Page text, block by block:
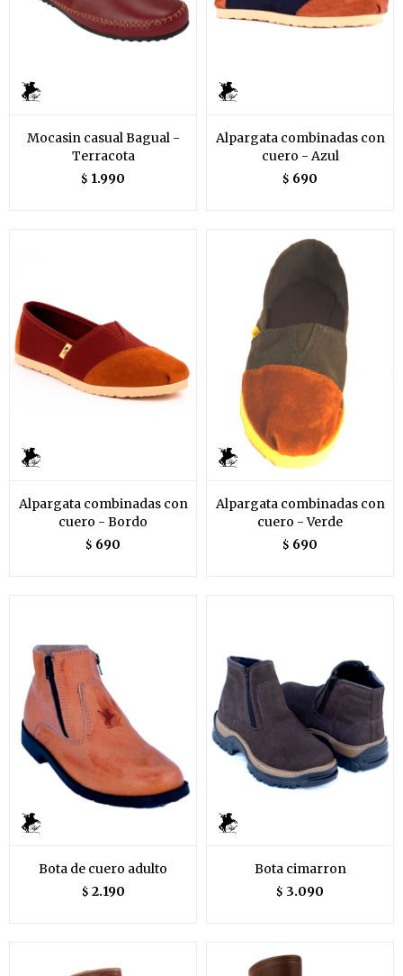
Mocasin casual Bagual -
Terracota
$ 1.990
Alpargata combinadas con
cuero - Azul
$ 690
Alpargata combinadas con
cuero - Bordo
$ 690
Alpargata combinadas con
cuero - Verde
$ 690
Bota de cuero adulto
$ 2.190
Bota cimarron
$ 3.090